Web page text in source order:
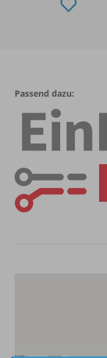
Passend dazu: